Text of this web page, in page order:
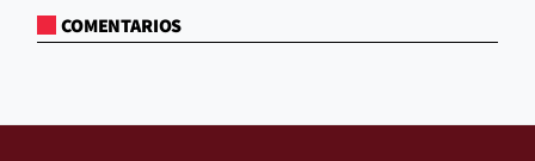
COMENTARIOS